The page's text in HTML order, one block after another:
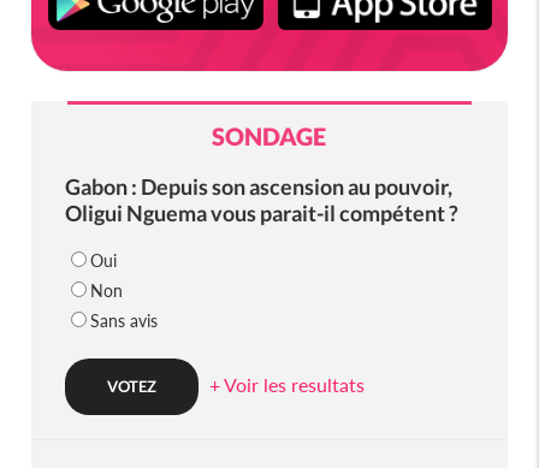
SONDAGE
Gabon : Depuis son ascension au pouvoir,
Oligui Nguema vous parait-il compétent ?
Oui
Non
Sans avis
+ Voir les resultats